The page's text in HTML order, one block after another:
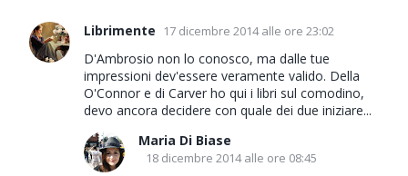
Librimente 17 dicembre 2014 alle ore 23:02
D'Ambrosio non lo conosco, ma dalle tue
impressioni dev'essere veramente valido. Della
O'Connor e di Carver ho qui i libri sul comodino,
devo ancora decidere con quale dei due iniziare...
Maria Di Biase
18 dicembre 2014 alle ore 08:45